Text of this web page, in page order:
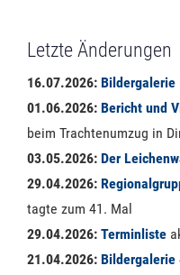
Letzte Änderungen
16.07.2026: Bildergalerie
01.06.2026: Bericht und
beim Trachtenumzug in
03.05.2026: Der
29.04.2026:
tagte zum 41. Mal
29.04.2026: Terminliste
21.04.2026: Bildergalerie